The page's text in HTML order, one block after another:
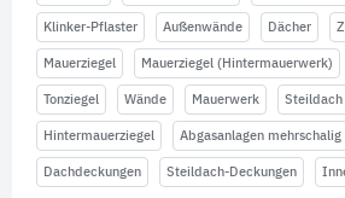
Klinker-Pflaster Außenwände Dächer
Mauerziegel Mauerziegel (Hintermauerwerk)
Tonziegel Wände Mauerwerk Steildach
Hintermauerziegel Abgasanlagen mehrschalig
Dachdeckungen Steildach-Deckungen